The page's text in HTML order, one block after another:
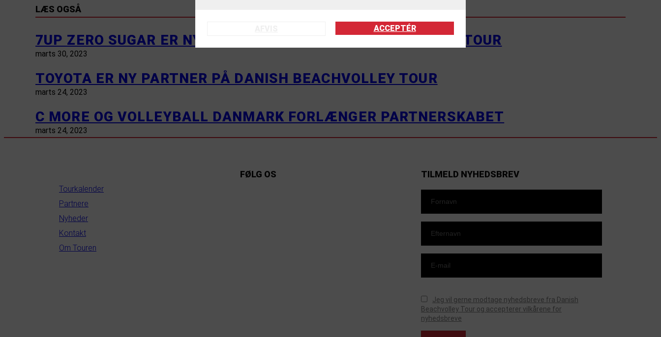
LÆS OGSÅ
7UP ZERO SUGAR ER NY PARTNER PÅ DANISH BEACHVOLLEY TOUR
marts 30, 2023
TOYOTA ER NY PARTNER PÅ DANISH BEACHVOLLEY TOUR
marts 24, 2023
C MORE OG VOLLEYBALL DANMARK FORLÆNGER PARTNERSKABET
marts 24, 2023
Tourkalender
Partnere
Nyheder
Kontakt
Om Touren
FØLG OS TILMELD NYHEDSBREV
Jeg vil gerne modtage nyhedsbreve fra Danish
Beachvolley Tour og accepterer vilkårene for
nyhedsbreve
ACCEPTÉR